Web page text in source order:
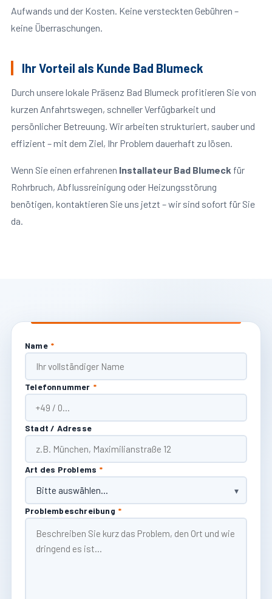
Aufwands und der Kosten. Keine versteckten Gebühren –
keine Überraschungen.
Ihr Vorteil als Kunde Bad Blumeck
Durch unsere lokale Präsenz Bad Blumeck profitieren Sie von
kurzen Anfahrtswegen, schneller Verfügbarkeit und
persönlicher Betreuung. Wir arbeiten strukturiert, sauber und
effizient – mit dem Ziel, Ihr Problem dauerhaft zu lösen.
Wenn Sie einen erfahrenen Installateur Bad Blumeck für
Rohrbruch, Abflussreinigung oder Heizungsstörung
benötigen, kontaktieren Sie uns jetzt – wir sind sofort für Sie
da.
Name *
Telefonnummer *
Stadt / Adresse
Art des Problems *
Problembeschreibung *